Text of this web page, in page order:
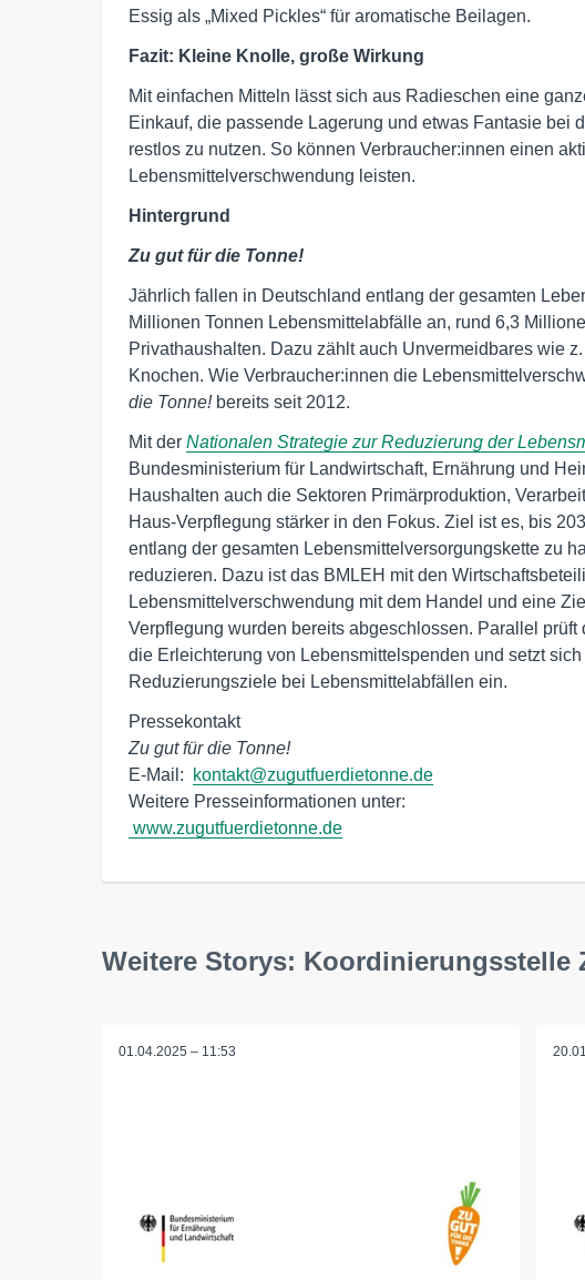
Essig als „Mixed Pickles“ für aromatische Beilagen.
Fazit: Kleine Knolle, große Wirkung
Mit einfachen Mitteln lässt sich aus Radieschen eine
Einkauf, die passende Lagerung und etwas Fantasie bei
restlos zu nutzen. So können Verbraucher:innen einen
Lebensmittelverschwendung leisten.
Hintergrund
Zu gut für die Tonne!
Jährlich fallen in Deutschland entlang der gesamten
Millionen Tonnen Lebensmittelabfälle an, rund 6,3
Privathaushalten. Dazu zählt auch Unvermeidbares wie
Knochen. Wie Verbraucher:innen die
die Tonne!bereits seit 2012.
Mit der Nationalen Strategie zur Reduzierung der
Bundesministerium für Landwirtschaft, Ernährung und
Haushalten auch die Sektoren Primärproduktion,
Haus-Verpflegung stärker in den Fokus. Ziel ist es, bis
entlang der gesamten Lebensmittelversorgungskette zu
reduzieren. Dazu ist das BMLEH mit den
Lebensmittelverschwendung mit dem Handel und eine
Verpflegung wurden bereits abgeschlossen. Parallel
die Erleichterung von Lebensmittelspenden und setzt
Reduzierungsziele bei Lebensmittelabfällen ein.
Zu gut für die Tonne!
E-Mail:
kontakt@zugutfuerdietonne.de
Weitere Presseinformationen unter:
www.zugutfuerdietonne.de
Weitere Storys: Koordinierungsstelle
01.04.2025 – 11:53